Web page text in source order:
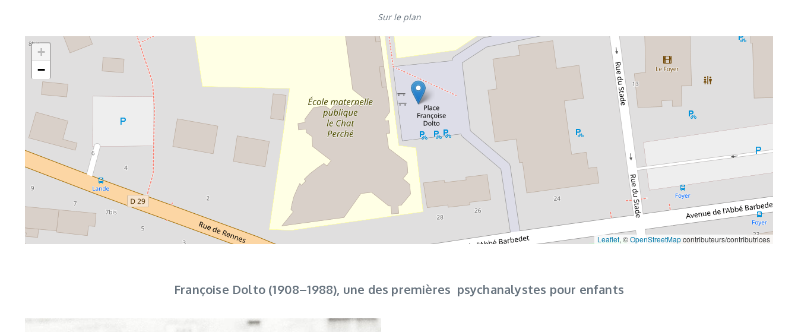
Sur le plan
+
−
Leaflet, ©OpenStreetMapcontributeurs/contributrices
Françoise Dolto (1908–1988), une des premières psychanalystes pour enfants